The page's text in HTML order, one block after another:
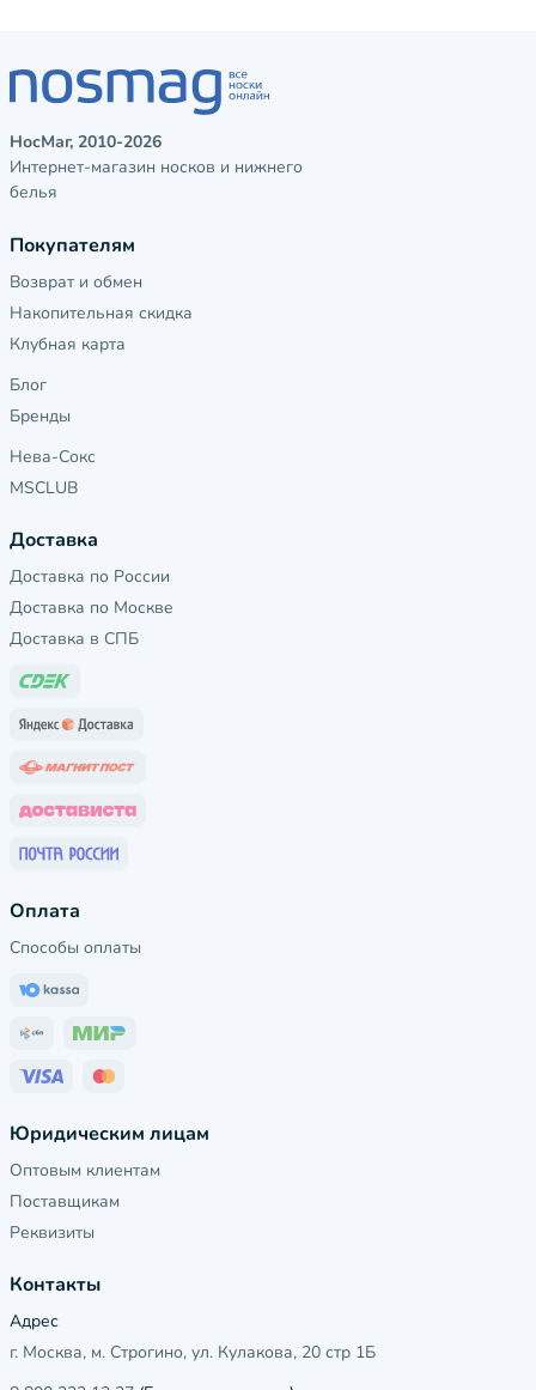
НосМаг, 2010-2026
Интернет-магазин носков и нижнего
белья
Покупателям
Возврат и обмен
Накопительная скидка
Клубная карта
Блог
Бренды
Нева-Сокс
MSCLUB
Доставка
Доставка по России
Доставка по Москве
Доставка в СПБ
Оплата
Способы оплаты
Юридическим лицам
Оптовым клиентам
Поставщикам
Реквизиты
Контакты
Адрес
г. Москва, м. Строгино, ул. Кулакова, 20 стр 1Б